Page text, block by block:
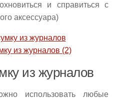
и справиться с
аксессуара)
из журналов
использовать любые